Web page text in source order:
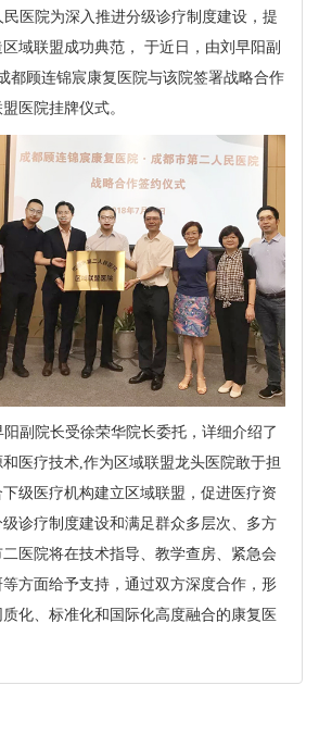
民医院为深入推进分级诊疗制度建设，提
域联盟成功典范， 于近日，由刘早阳副
都顾连锦宸康复医院与该院签署战略合作
医院挂牌仪式。
副院长受徐荣华院长委托，详细介绍了
和医疗技术 作为区域联盟龙头医院敢于担
级医疗机构建立区域联盟，促进医疗资
诊疗制度建设和满足群众多层次、多方
医院将在技术指导、教学查房、紧急会
方面给予支持，通过双方深度合作，形
化、标准化和国际化高度融合的康复医